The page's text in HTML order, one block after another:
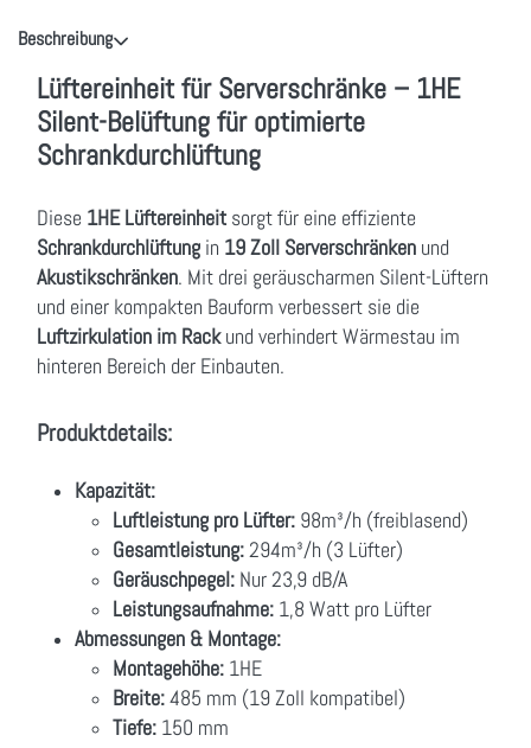
Beschreibung
Lüftereinheit für Serverschränke – 1HE
Silent-Belüftung für optimierte
Schrankdurchlüftung
Diese 1HE Lüftereinheit sorgt für eine effiziente
Schrankdurchlüftung in 19 Zoll Serverschränken und
Akustikschränken. Mit drei geräuscharmen Silent-Lüftern
und einer kompakten Bauform verbessert sie die
Luftzirkulation im Rackund verhindert Wärmestau im
hinteren Bereich der Einbauten.
Produktdetails:
Kapazität:
Luftleistung pro Lüfter: 98m³/h (freiblasend)
Gesamtleistung:294m³/h (3 Lüfter)
Geräuschpegel: Nur 23,9 dB/A
Leistungsaufnahme: 1,8 Watt pro Lüfter
Abmessungen & Montage:
Montagehöhe: 1HE
Breite:485 mm (19 Zoll kompatibel)
Tiefe: 150 mm